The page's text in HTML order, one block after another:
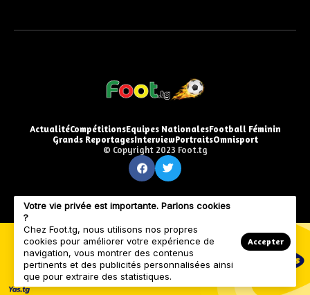
ActualitéCompétitionsEquipes NationalesFootball Féminin
Grands ReportagesInterviewPortraitsOmnisport
© Copyright 2023 Foot.tg
Votre vie privée est importante. Parlons cookies
?
Chez Foot.tg, nous utilisons nos propres
cookies pour améliorer votre expérience de
navigation, vous montrer des contenus
pertinents et des publicités personnalisées ainsi
que pour extraire des statistiques.
Accepter